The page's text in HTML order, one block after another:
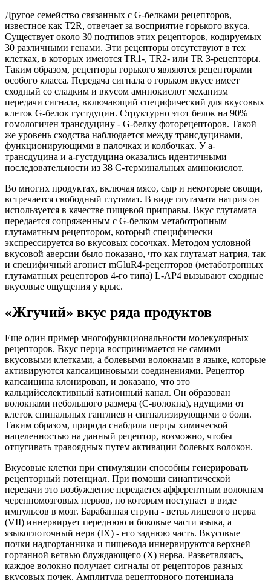
Другое семейство связанных с G-белками рецепторов,
известное как Т2R, отвечает за восприятие горького вкуса.
Существует около 30 подтипов этих рецепторов, кодируемых
30 различными генами. Эти рецепторы отсутствуют в тех
клетках, в которых имеются ТR1-, ТR2- или TR З-рецепторы.
Таким образом, рецепторы горького являются рецепторами
особого класса. Передача сигнала о горьком вкусе имеет
сходный со сладким и вкусом аминокислот механизм
передачи сигнала, включающий специфический для вкусовых
клеток G-белок густдуцин. Структурно этот белок на 90%
гомологичен трансдуцину - G-белку фоторецепторов. Такой
же уровень сходства наблюдается между трансдуцинами,
функционирующими в палочках и колбочках. У а-
трансдуцина и а-густдуцина оказались идентичными
последовательности из 38 С-терминальных аминокислот.
Во многих продуктах, включая мясо, сыр и некоторые овощи,
встречается свободный глутамат. В виде глутамата натрия он
используется в качестве пищевой приправы. Вкус глутамата
передается сопряженным с G-белком метаботропным
глутаматным рецептором, который специфически
экспрессируется во вкусовых сосочках. Методом условной
вкусовой аверсии было показано, что как глутамат натрия, так
и специфичный агонист mGluR4-рецепторов (метаботропных
глутаматных рецепторов 4-го типа) L-АР4 вызывают сходные
вкусовые ощущения у крыс.
«Жгучий» вкус ряда продуктов
Еще один пример многофункциональности молекулярных
рецепторов. Вкус перца воспринимается не самими
вкусовыми клетками, а болевыми волокнами в языке, которые
активируются капсаициновыми соединениями. Рецептор
капсаицина клонирован, и доказано, что это
кальцийселективный катионный канал. Он образован
волокнами небольшого размера (С-волокна), идущими от
клеток спинальных ганглиев и сигнализирующими о боли.
Таким образом, природа снабдила перцы химической
нацеленностью на данный рецептор, возможно, чтобы
отпугивать травоядных путем активации болевых волокон.
Вкусовые клетки при стимуляции способны генерировать
рецепторный потенциал. При помощи синаптической
передачи это возбуждение передается афферентным волокнам
черепномозговых нервов, по которым поступает в виде
импульсов в мозг. Барабанная струна - ветвь лицевого нерва
(VII) иннервирует переднюю и боковые части языка, а
языкоглоточный нерв (IX) - его заднюю часть. Вкусовые
почки надгортанника и пищевода иннервируются верхней
гортанной ветвью блуждающего (X) нерва. Разветвляясь,
каждое волокно получает сигналы от рецепторов разных
вкусовых почек. Амплитуда рецепторного потенциала